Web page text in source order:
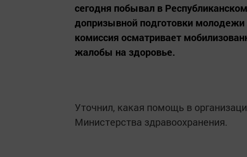
сегодня побывал в
допризывной подготовки
комиссия осматривает
жалобы на здоровье.
Уточнил, какая помощь в
Министерства здравоохранения.